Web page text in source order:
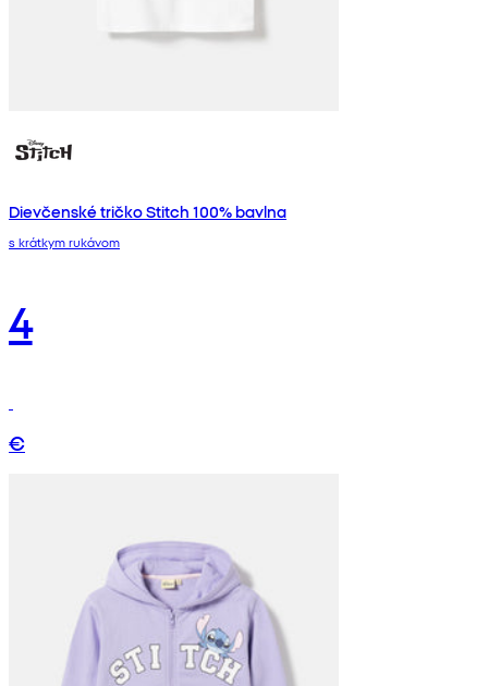
Dievčenské tričko Stitch 100% bavlna
s krátkym rukávom
4
€